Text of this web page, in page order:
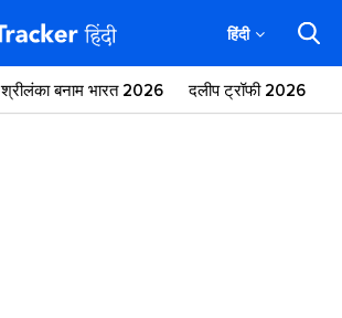
हिंदी
श्रीलंका बनाम भारत 2026 दलीप ट्रॉफी 2026